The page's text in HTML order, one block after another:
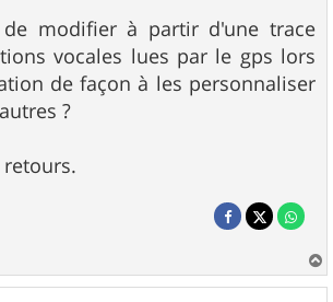
de modifier à partir d'une trace
vocales lues par le gps lors
de façon à les personnaliser
?
a